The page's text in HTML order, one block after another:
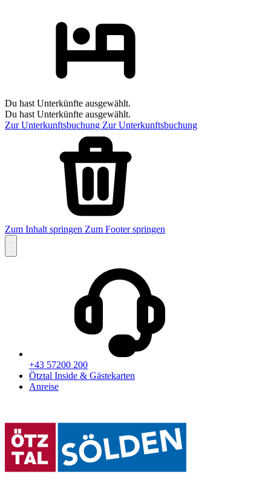
Du hast Unterkünfte ausgewählt.
Du hast Unterkünfte ausgewählt.
Zur Unterkunftsbuchung Zur Unterkunftsbuchung
Zum Inhalt springen Zum Footer springen
+43 57200 200
Ötztal Inside & Gästekarten
Anreise